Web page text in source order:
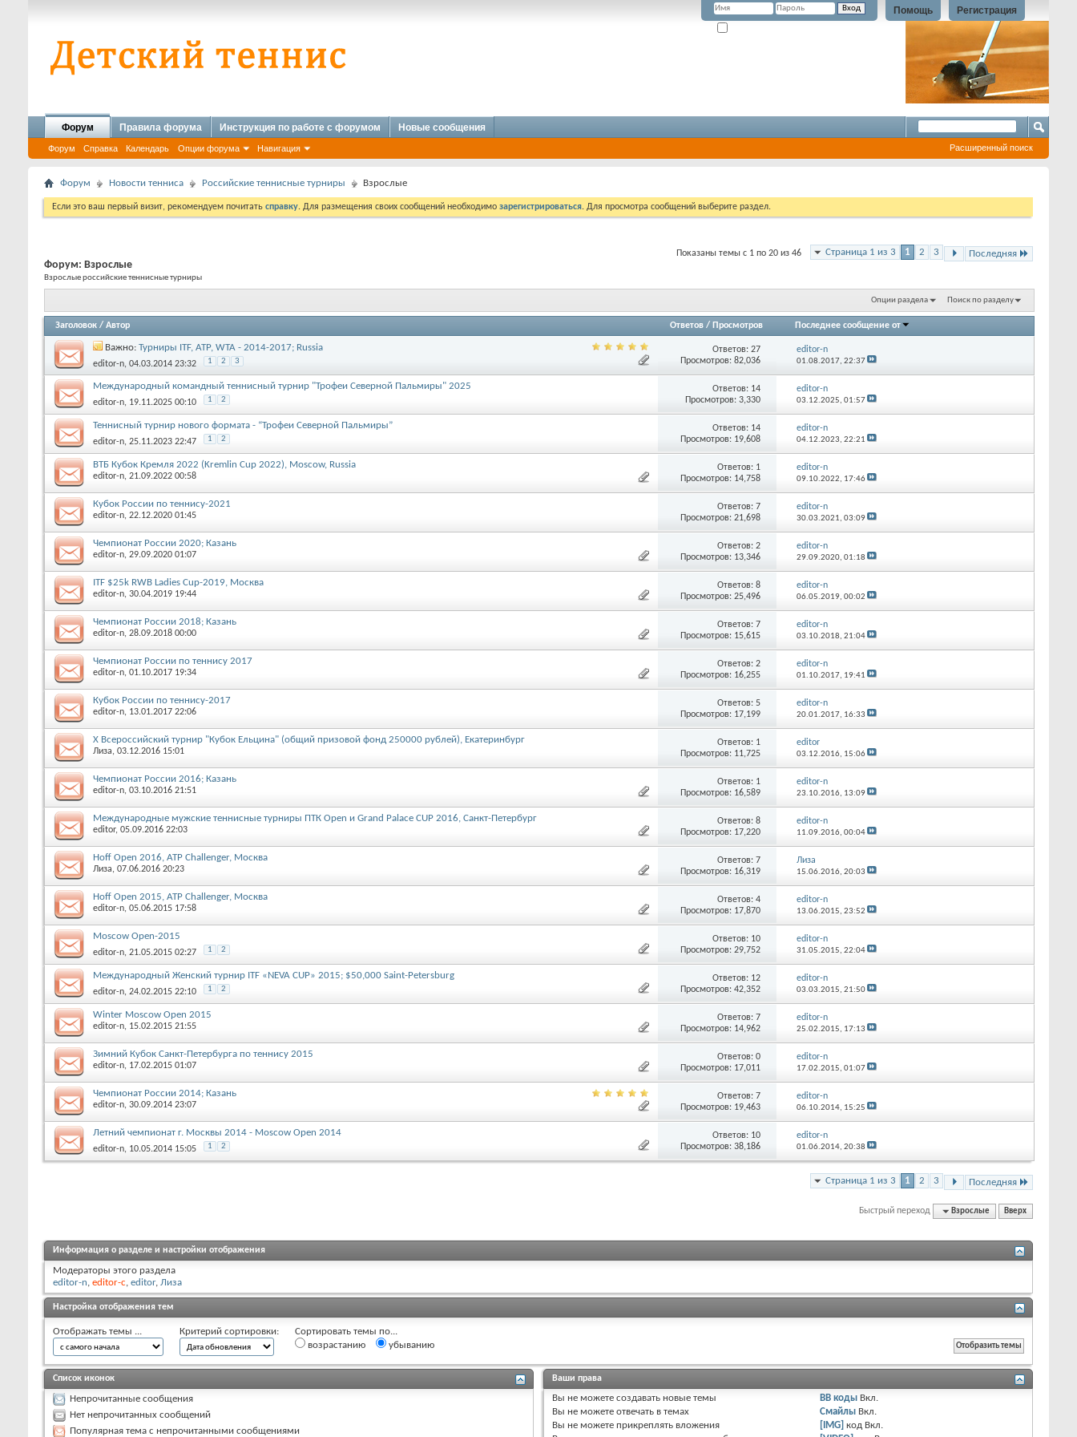
Регистрация
Помощь
Форум
Форум Справка Календарь Опции форума Навигация
Правила форума Инструкция по работе с форумом Новые сообщения
Расширенный поиск
Форум Новости тенниса Российские теннисные турниры Взрослые
Если это ваш первый визит, рекомендуем почитать справку. Для размещения своих сообщений необходимо зарегистрироваться. Для просмотра сообщений выберите раздел.
Страница 1 из 3 1 2 3 Последняя
Показаны темы с 1 по 20 из 46
Форум: Взрослые
Взрослые российские теннисные турниры
Опции раздела Поиск по разделу
Заголовок / Автор Ответов / Просмотров Последнее сообщение от
Важно: Турниры ITF, АТР, WTA - 2014-2017; Russia
editor-n, 04.03.2014 23:32 1 2 3
Ответов:27
Просмотров: 82,036
editor-n
01.08.2017, 22:37
Международный командный теннисный турнир "Трофеи Северной Пальмиры" 2025
editor-n, 19.11.2025 00:10 1 2
Ответов: 14
Просмотров: 3,330
editor-n
03.12.2025, 01:57
Теннисный турнир нового формата - “Трофеи Северной Пальмиры”
editor-n, 25.11.2023 22:47 1 2
Ответов: 14
Просмотров: 19,608
editor-n
04.12.2023, 22:21
ВТБ Кубок Кремля 2022 (Kremlin Cup 2022), Moscow, Russia
editor-n, 21.09.2022 00:58
Ответов: 1
Просмотров: 14,758
editor-n
09.10.2022, 17:46
Кубок России по теннису-2021
editor-n, 22.12.2020 01:45
Ответов:7
Просмотров: 21,698
editor-n
30.03.2021, 03:09
Чемпионат России 2020; Казань
editor-n, 29.09.2020 01:07
Ответов:2
Просмотров: 13,346
editor-n
29.09.2020, 01:18
ITF $25k RWB Ladies Cup-2019, Москва
editor-n, 30.04.2019 19:44
Ответов:8
Просмотров: 25,496
editor-n
06.05.2019, 00:02
Чемпионат России 2018; Казань
editor-n, 28.09.2018 00:00
Ответов:7
Просмотров: 15,615
editor-n
03.10.2018, 21:04
Чемпионат России по теннису 2017
editor-n, 01.10.2017 19:34
Ответов:2
Просмотров: 16,255
editor-n
01.10.2017, 19:41
Кубок России по теннису-2017
editor-n, 13.01.2017 22:06
Ответов:5
Просмотров: 17,199
editor-n
20.01.2017, 16:33
X Всероссийский турнир "Кубок Ельцина" (общий призовой фонд 250000 рублей), Екатеринбург
Лиза, 03.12.2016 15:01
Ответов: 1
Просмотров: 11,725
editor
03.12.2016, 15:06
Чемпионат России 2016; Казань
editor-n, 03.10.2016 21:51
Ответов: 1
Просмотров: 16,589
editor-n
23.10.2016, 13:09
Международные мужские теннисные турниры ПТК Open и Grand Palace CUP 2016, Санкт-Петербург
editor, 05.09.2016 22:03
Ответов:8
Просмотров: 17,220
editor-n
11.09.2016, 00:04
Hoff Open 2016, ATP Challenger, Москва
Лиза, 07.06.2016 20:23
Ответов:7
Просмотров: 16,319
Лиза
15.06.2016, 20:03
Hoff Open 2015, ATP Challenger, Москва
editor-n, 05.06.2015 17:58
Ответов:4
Просмотров: 17,870
editor-n
13.06.2015, 23:52
Moscow Open-2015
editor-n, 21.05.2015 02:27 1 2
Ответов: 10
Просмотров: 29,752
editor-n
31.05.2015, 22:04
Международный Женский турнир ITF «NEVA CUP» 2015; $50,000 Saint-Petersburg
editor-n, 24.02.2015 22:10 1 2
Ответов: 12
Просмотров: 42,352
editor-n
03.03.2015, 21:50
Winter Moscow Open 2015
editor-n, 15.02.2015 21:55
Ответов:7
Просмотров: 14,962
editor-n
25.02.2015, 17:13
Зимний Кубок Санкт-Петербурга по теннису 2015
editor-n, 17.02.2015 01:07
Ответов:0
Просмотров: 17,011
editor-n
17.02.2015, 01:07
Чемпионат России 2014; Казань
editor-n, 30.09.2014 23:07
Ответов:7
Просмотров: 19,463
editor-n
06.10.2014, 15:25
Летний чемпионат г. Москвы 2014 - Moscow Open 2014
editor-n, 10.05.2014 15:05 1 2
Ответов: 10
Просмотров: 38,186
editor-n
01.06.2014, 20:38
Страница 1 из 3 1 2 3 Последняя
Быстрый переход Взрослые Вверх
Информация о разделе и настройки отображения
Модераторы этого раздела
editor-n, editor-c, editor, Лиза
Настройка отображения тем
Отображать темы ... Критерий сортировки:
Сортировать темы по...
возрастанию
убыванию
Список иконок
Непрочитанные сообщения
Нет непрочитанных сообщений
Популярная тема с непрочитанными сообщениями
Ваши права
Вы не можете создавать новые темы
Вы не можете отвечать в темах
Вы не можете прикреплять вложения
BB коды Вкл.
Смайлы Вкл.
[IMG] код Вкл.